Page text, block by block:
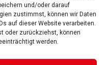
und/oder darauf
zustimmst, können wir Daten
auf dieser Website verarbeiten.
oder zurückziehst, können
werden.